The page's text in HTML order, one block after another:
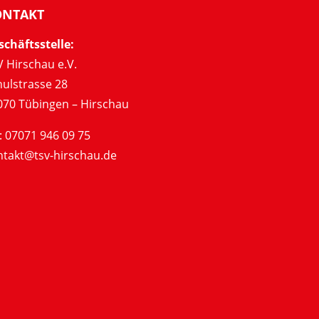
Hirschau e.V.
28
Tübingen – Hirschau
07071 946 09 75
hirschau.de